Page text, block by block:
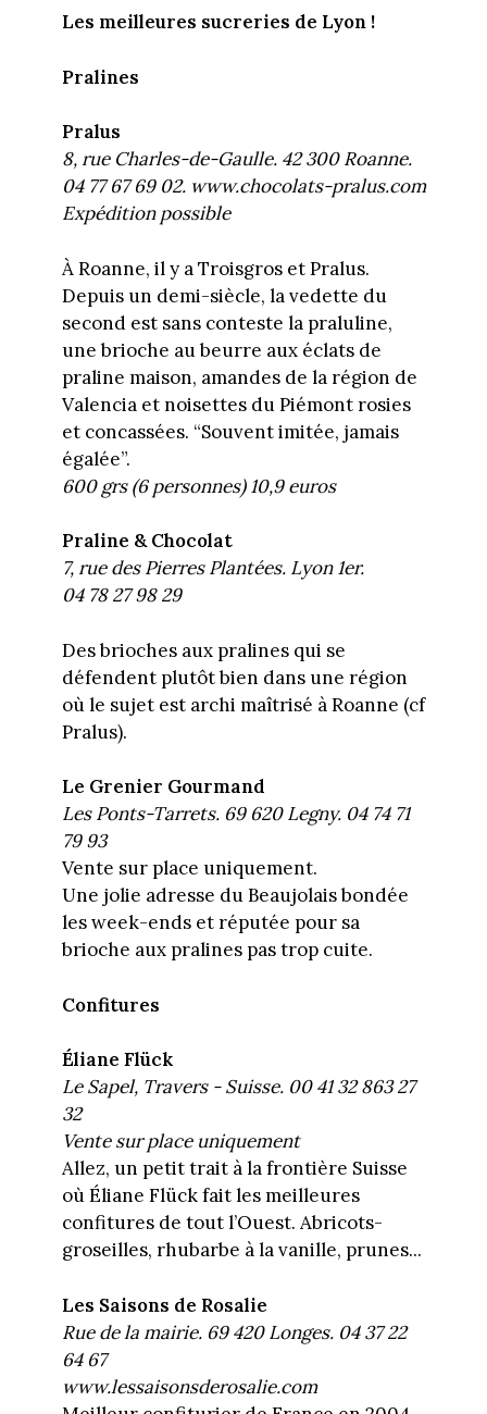
Les meilleures sucreries de Lyon !
Pralines
Pralus
8, rue Charles-de-Gaulle. 42 300 Roanne.
04 77 67 69 02. www.chocolats-pralus.com
Expédition possible
À Roanne, il y a Troisgros et Pralus.
Depuis un demi-siècle, la vedette du
second est sans conteste la praluline,
une brioche au beurre aux éclats de
praline maison, amandes de la région de
Valencia et noisettes du Piémont rosies
et concassées. “Souvent imitée, jamais
égalée”.
600 grs (6 personnes) 10,9 euros
Praline & Chocolat
7, rue des Pierres Plantées. Lyon 1er.
04 78 27 98 29
Des brioches aux pralines qui se
défendent plutôt bien dans une région
où le sujet est archi maîtrisé à Roanne (cf
Pralus).
Le Grenier Gourmand
Les Ponts-Tarrets. 69 620 Legny. 04 74 71
79 93
Vente sur place uniquement.
Une jolie adresse du Beaujolais bondée
les week-ends et réputée pour sa
brioche aux pralines pas trop cuite.
Confitures
Éliane Flück
Le Sapel, Travers - Suisse. 00 41 32 863 27
32
Vente sur place uniquement
Allez, un petit trait à la frontière Suisse
où Éliane Flück fait les meilleures
confitures de tout l’Ouest. Abricots-
groseilles, rhubarbe à la vanille, prunes...
Les Saisons de Rosalie
Rue de la mairie. 69 420 Longes. 04 37 22
64 67
www.lessaisonsderosalie.com